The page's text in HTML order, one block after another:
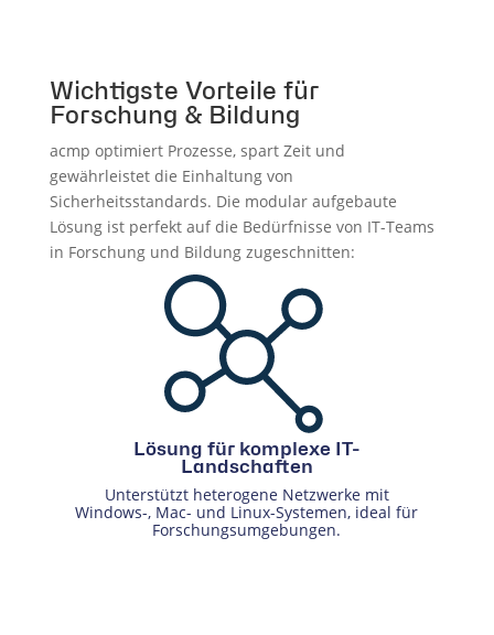
Wichtigste Vorteile für
Forschung & Bildung
acmp optimiert Prozesse, spart Zeit und
gewährleistet die Einhaltung von
Sicherheitsstandards. Die modular aufgebaute
Lösung ist perfekt auf die Bedürfnisse von IT-Teams
in Forschung und Bildung zugeschnitten:
Lösung für komplexe IT-
Landschaften
Unterstützt heterogene Netzwerke mit
Windows-, Mac- und Linux-Systemen, ideal für
Forschungsumgebungen.